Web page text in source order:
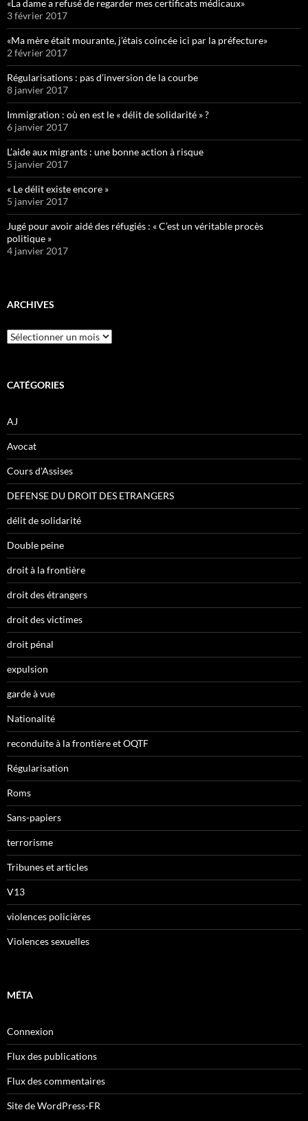
«La dame a refusé de regarder mes certificats médicaux»
3 février 2017
«Ma mère était mourante, j’étais coincée ici par la préfecture»
2 février 2017
Régularisations : pas d’inversion de la courbe
8 janvier 2017
Immigration : où en est le « délit de solidarité » ?
6 janvier 2017
L’aide aux migrants : une bonne action à risque
5 janvier 2017
« Le délit existe encore »
5 janvier 2017
Jugé pour avoir aidé des réfugiés : « C’est un véritable procès
politique »
4 janvier 2017
ARCHIVES
Archives
CATÉGORIES
AJ
Avocat
Cours d'Assises
DEFENSE DU DROIT DES ETRANGERS
délit de solidarité
Double peine
droit à la frontière
droit des étrangers
droit des victimes
droit pénal
expulsion
garde à vue
Nationalité
reconduite à la frontière et OQTF
Régularisation
Roms
Sans-papiers
terrorisme
Tribunes et articles
V13
violences policières
Violences sexuelles
MÉTA
Connexion
Flux des publications
Flux des commentaires
Site de WordPress-FR